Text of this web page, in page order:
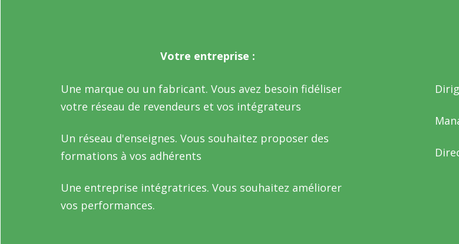
Votre entreprise :
Une marque ou un fabricant. Vous avez besoin fidéliser
votre réseau de revendeurs et vos intégrateurs
Un réseau d'enseignes. Vous souhaitez proposer des
formations à vos adhérents
Une entreprise intégratrices. Vous souhaitez améliorer
vos performances.